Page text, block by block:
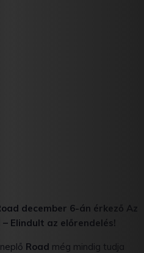
december 6-án érkező Az
Elindult az előrendelés!
Road még mindig tudja